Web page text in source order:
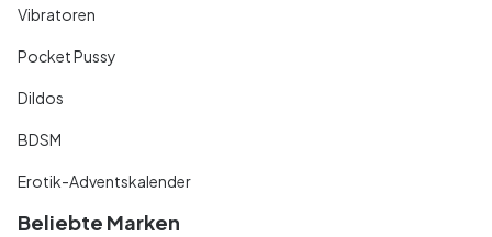
Vibratoren
Pocket Pussy
Dildos
BDSM
Erotik-Adventskalender
Beliebte Marken